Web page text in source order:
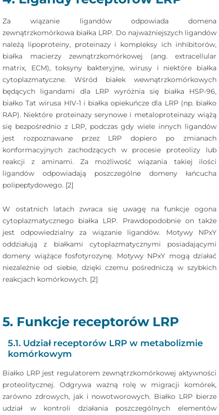
Za wiązanie ligandów odpowiada domena
zewnątrzkomórkowa białka LRP. Do najważniejszych ligandów
należą lipoproteiny, proteinazy i kompleksy ich inhibitorów,
białka macierzy zewnątrzkomórkowej (ang. extracellular
matrix, ECM), toksyny bakteryjne, wirusy i niektóre białka
cytoplazmatyczne. Wśród białek wewnątrzkomórkowych
będących ligandami dla LRP wyróżnia się białka HSP-96,
białko Tat wirusa HIV-1 i białka opiekuńcze dla LRP (np. białko
RAP). Niektóre proteinazy serynowe i metaloproteinazy wiążą
się bezpośrednio z LRP, podczas gdy wiele innych ligandów
jest rozpoznawane przez LRP dopiero po zmianach
konformacyjnych zachodzących w procesie proteolizy lub
reakcji z aminami. Za możliwość wiązania takiej ilości
ligandów odpowiadają poszczególne domeny łańcucha
polipeptydowego. [2]
W ostatnich latach zwraca się uwagę na funkcje ogona
cytoplazmatycznego białka LRP. Prawdopodobnie on także
jest odpowiedzialny za wiązanie ligandów. Motywy NPxY
oddziałują z białkami cytoplazmatycznymi posiadającymi
domeny wiążące fosfotyrozynę. Motywy NPxY mogą działać
niezależnie od siebie, dzięki czemu pośredniczą w szybkich
reakcjach komórkowych. [2]
5. Funkcje receptorów LRP
5.1. Udział receptorów LRP w metabolizmie
komórkowym
Białko LRP jest regulatorem zewnątrzkomórkowej aktywności
proteolitycznej. Odgrywa ważną rolę w migracji komórek,
zarówno zdrowych, jak i nowotworowych. Białko LRP bierze
udział w kontroli działania poszczególnych elementów